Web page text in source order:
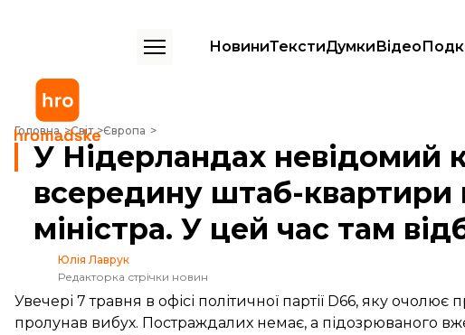
НовиниТекстиДумкиВідео
Головна Світ Європа
У Нідерландах невідомий кинув петарду всередину штаб-квартири партії
У Нідерландах невідомий
всередину штаб-квартири
міністра. У цей час там
Юлія Лаврук
Редакторка стрічки новин
Увечері 7 травня в офісі політичної партії D66, яку
пролунав вибух. Постраждалих немає, а підозрюваного